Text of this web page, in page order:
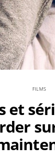
FILMS
et